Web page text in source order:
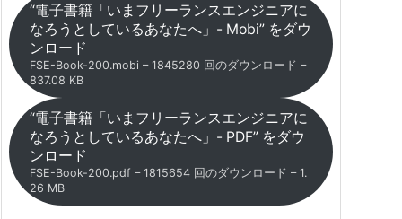
“電子書籍「いまフリーランスエンジニアに
なろうとしているあなたへ」- Mobi” をダウ
ンロード
FSE-Book-200.mobi – 1845280 回のダウンロード –
837.08 KB
“電子書籍「いまフリーランスエンジニアに
なろうとしているあなたへ」- PDF” をダウ
ンロード
FSE-Book-200.pdf – 1815654 回のダウンロード – 1.
26 MB